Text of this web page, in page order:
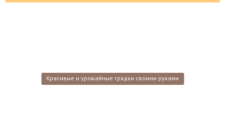
Красивые и урожайные грядки своими руками